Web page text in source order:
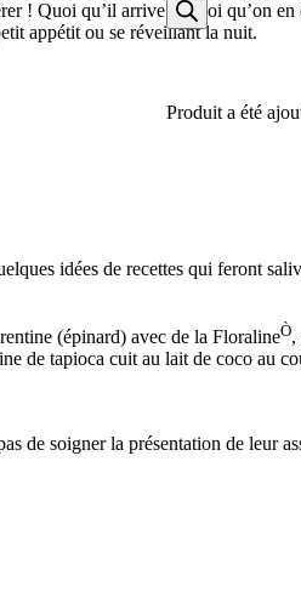
de
produits
Produit a été
! Quoi qu’il arrive et quoi qu’on en
appétit ou se réveillant la nuit.
idées de recettes qui feront
(épinard) avec de la FloralineÒ,
de tapioca cuit au lait de coco au
de soigner la présentation de leur